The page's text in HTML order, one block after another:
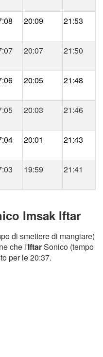
20:09 21:53
20:07 21:50
20:05 21:48
20:03 21:46
20:01 21:43
19:59 21:41
Imsak Iftar
di smettere di mangiare)
che l'IftarSonico (tempo
per le 20:37.